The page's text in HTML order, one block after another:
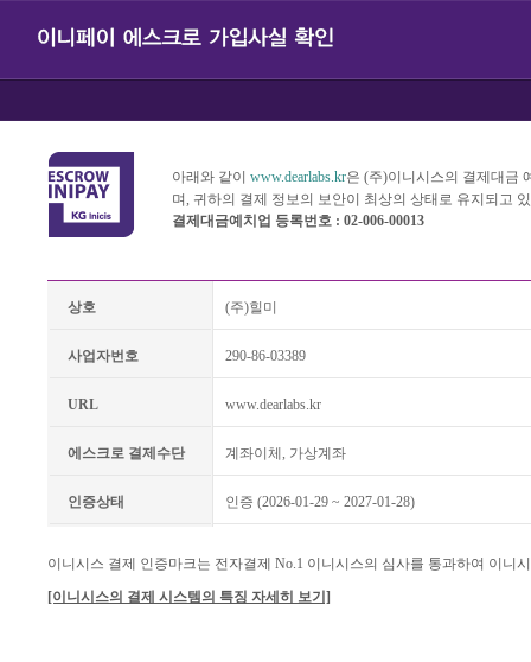
아래와 같이 www.dearlabs.kr은 (주)이니시스의 결제대금
며, 귀하의 결제 정보의 보안이 최상의 상태로 유지되고
결제대금예치업 등록번호 : 02-006-00013
상호 (주)힐미
사업자번호 290-86-03389
URL www.dearlabs.kr
에스크로 결제수단 계좌이체, 가상계좌
인증상태 인증 (2026-01-29 ~ 2027-01-28)
이니시스 결제 인증마크는 전자결제 No.1 이니시스의 심사를 통과하여 이니
[이니시스의 결제 시스템의 특징 자세히 보기]